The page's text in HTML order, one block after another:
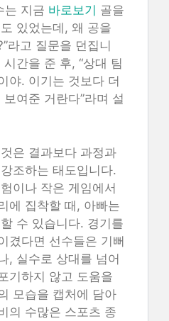
는 지금 바로보기 골을
있었는데, 왜 공을
라고 질문을 던집니
간을 준 후, “상대 팀
야. 이기는 것보다 더
여준 거란다”라며 설
은 결과보다 과정과
조하는 태도입니다.
이나 작은 게임에서
에 집착할 때, 아빠는
수 있습니다. 경기를
겼다면 선수들은 기뻐
, 실수로 상대를 넘어
기하지 않고 도움을
모습을 캡처에 담아
의 수많은 스포츠 종